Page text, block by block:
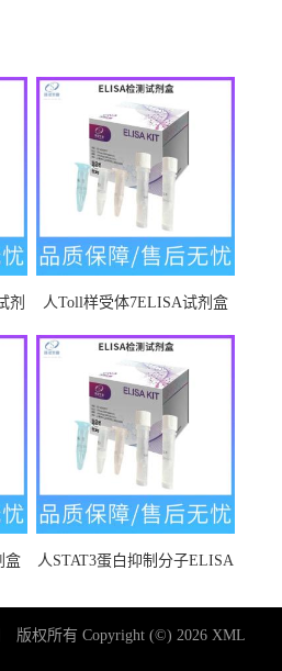
剂
人Toll样受体7ELISA试剂盒
盒
人STAT3蛋白抑制分子ELISA
版权所有 Copyright (©) 2026 XML